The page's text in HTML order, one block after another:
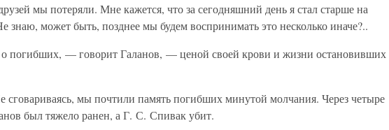
мы потеряли. Мне кажется, что за сегодняшний день я стал старше на
знаю, может быть, позднее мы будем воспринимать это несколько иначе?..
— говорит Галанов, — ценой своей крови и жизни остановивших
сговариваясь, мы почтили память погибших минутой молчания. Через четыре
был тяжело ранен, а Г. С. Спивак убит.